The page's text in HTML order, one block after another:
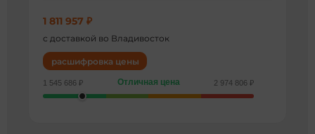
1 811 957 ₽
с доставкой во Владивосток
расшифровка цены
1 545 686 ₽ Отличная цена 2 974 806 ₽